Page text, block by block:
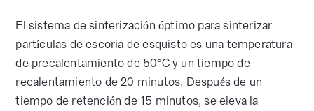
El sistema de sinterización óptimo para sinterizar
partículas de escoria de esquisto es una temperatura
de precalentamiento de 50°C y un tiempo de
recalentamiento de 20 minutos. Después de un
tiempo de retención de 15 minutos, se eleva la